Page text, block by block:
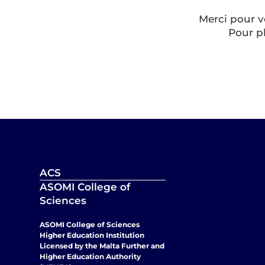
Merci pour
Pour
ACS
ASOMI College of
Sciences
ASOMI College of Sciences
Higher Education Institution
Licensed by the Malta Further and
Higher Education Authority